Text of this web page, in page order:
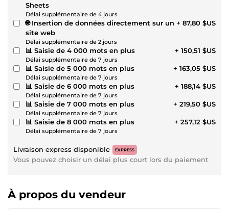
Sheets
Délai supplémentaire de 4 jours
🌐 Insertion de données directement sur un
site web
Délai supplémentaire de 2 jours
+ 87,80 $US
📊 Saisie de 4 000 mots en plus
Délai supplémentaire de 7 jours
+ 150,51 $US
📊 Saisie de 5 000 mots en plus
Délai supplémentaire de 7 jours
+ 163,05 $US
📊 Saisie de 6 000 mots en plus
Délai supplémentaire de 7 jours
+ 188,14 $US
📊 Saisie de 7 000 mots en plus
Délai supplémentaire de 7 jours
+ 219,50 $US
📊 Saisie de 8 000 mots en plus
Délai supplémentaire de 7 jours
+ 257,12 $US
Livraison express disponible EXPRESS
Vous pouvez choisir un délai plus court lors du paiement
À propos du vendeur